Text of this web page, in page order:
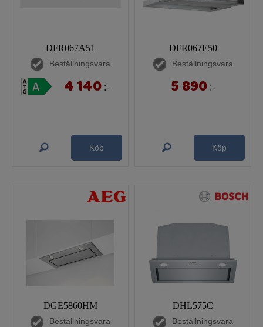
DFR067A51
Beställningsvara
4 140 :-
Köp
DFR067E50
Beställningsvara
5 890 :-
Köp
DGE5860HM
Beställningsvara
DHL575C
Beställningsvara